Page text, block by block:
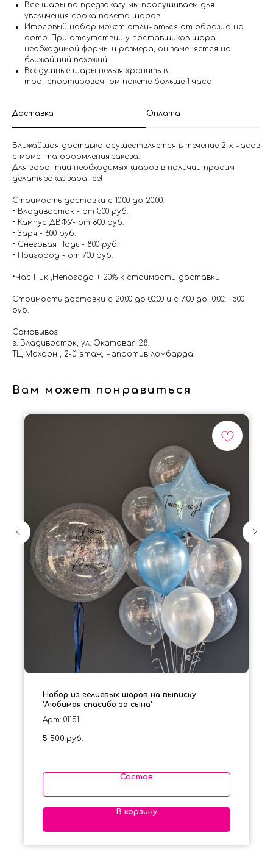
Все шары по предзаказу мы просушиваем для
увеличения срока полета шаров.
Итоговый набор может отличаться от образца на
фото. При отсутствии у поставщиков шара
необходимой формы и размера, он заменяется на
ближайший похожий.
Воздушные шары нельзя хранить в
транспортировочном пакете больше 1 часа
Доставка Оплата
Ближайшая доставка осуществляется в течение 2-х часов
с момента оформления заказа.
Для гарантии необходимых шаров в наличии просим
делать заказ заранее!
Стоимость доставки с 10.00 до 20:00:
• Владивосток - от 500 руб.
• Кампус ДВФУ- от 800 руб.
• Заря - 600 руб.
• Снеговая Падь - 800 руб.
• Пригород - от 700 руб.
•Час Пик ,Непогода + 20% к стоимости доставки
Стоимость доставки с 20:00 до 00:00 и с 7:00 до 10:00: +500
руб.
Самовывоз:
г. Владивосток, ул. Окатовая 28,
ТЦ Махаон , 2-й этаж, напротив ломбарда.
Вам может понравиться
Набор из гелиевых шаров на выписку
"Любимая спасибо за сына"
Арт: 01151
5 500 руб.
Состав
В корзину